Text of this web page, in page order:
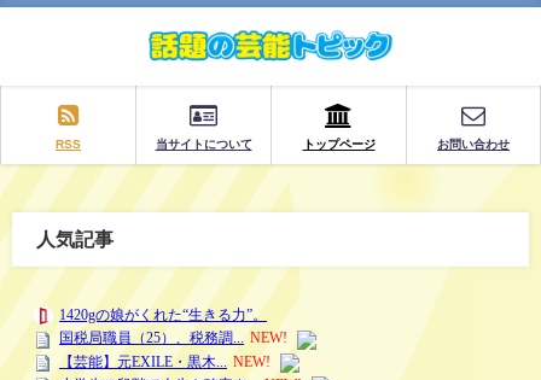
RSS 当サイトについて トップページ お問い合わせ
人気記事